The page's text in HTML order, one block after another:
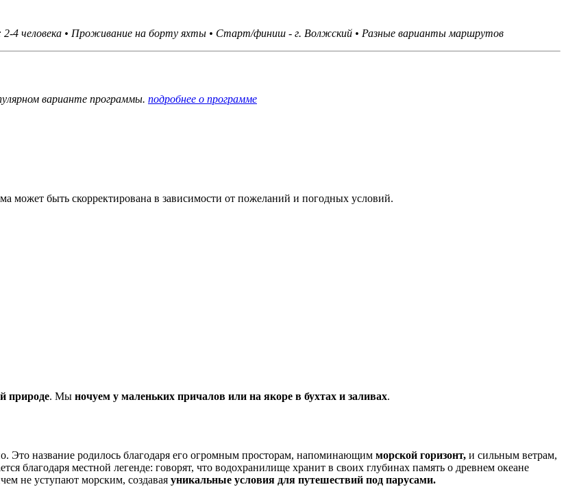
4 человека • Проживание на борту яхты • Старт/финиш - г. Волжский • Разные варианты маршрутов
варианте программы. подробнее о программе
может быть скорректирована в зависимости от пожеланий и погодных условий.
природе. Мы ночуем у маленьких причалов или на якоре в бухтах и заливах.
Это название родилось благодаря его огромным просторам, напоминающим морской горизонт, и сильным ветрам,
благодаря местной легенде: говорят, что водохранилище хранит в своих глубинах память о древнем океане
не уступают морским, создавая уникальные условия для путешествий под парусами.